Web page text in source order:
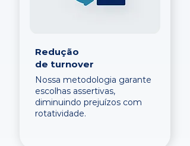
Redução
de turnover
Nossa metodologia garante
escolhas assertivas,
diminuindo prejuízos com
rotatividade.